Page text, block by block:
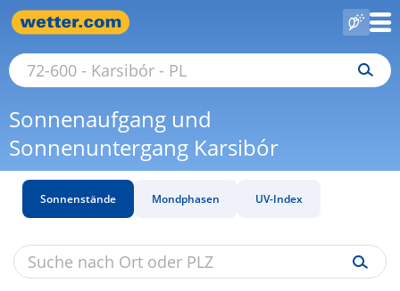
Sonnenaufgang und
Sonnenuntergang Karsibór
Sonnenstände Mondphasen UV-Index